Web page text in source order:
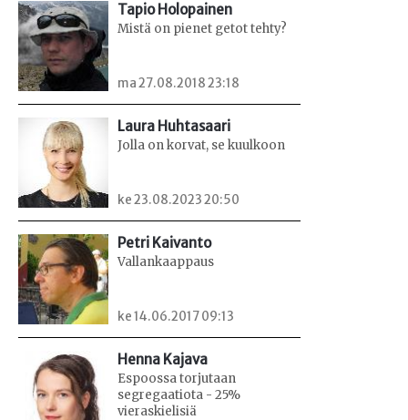
Tapio Holopainen
Mistä on pienet getot tehty?
ma 27.08.2018 23:18
Laura Huhtasaari
Jolla on korvat, se kuulkoon
ke 23.08.2023 20:50
Petri Kaivanto
Vallankaappaus
ke 14.06.2017 09:13
Henna Kajava
Espoossa torjutaan
segregaatiota - 25%
vieraskielisiä